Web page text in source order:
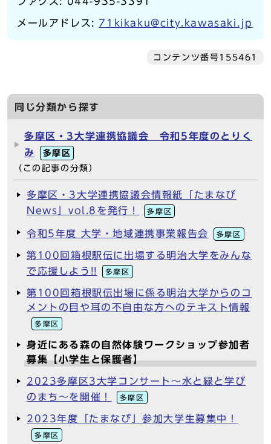
メールアドレス:71kikaku@city.kawasaki.jp
コンテンツ番号155461
同じ分類から探す
多摩区・3大学連携協議会 令和5年度のとりく
み
多摩区
（この記事の分類）
多摩区・3大学連携協議会情報紙「たまなび
News」vol.8を発行！
多摩区
令和5年度 大学・地域連携事業報告会 多摩区
第100回箱根駅伝に出場する明治大学をみんな
で応援しよう!!
多摩区
第100回箱根駅伝出場に係る明治大学からのコ
メントの目や耳の不自由な方へのテキスト情報
多摩区
身近にある森の自然体験ワークショップ参加者
募集【小学生と保護者】
2023多摩区3大学コンサート～水と緑と学び
のまち～を開催！
多摩区
2023年度「たまなび」参加大学生募集中！
多摩区